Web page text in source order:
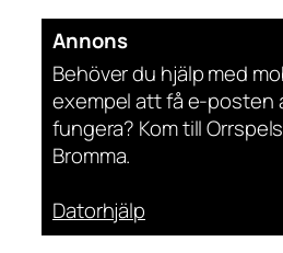
Annons
Behöver du hjälp med
exempel att få e-posten
fungera? Kom till
Bromma.
Datorhjälp